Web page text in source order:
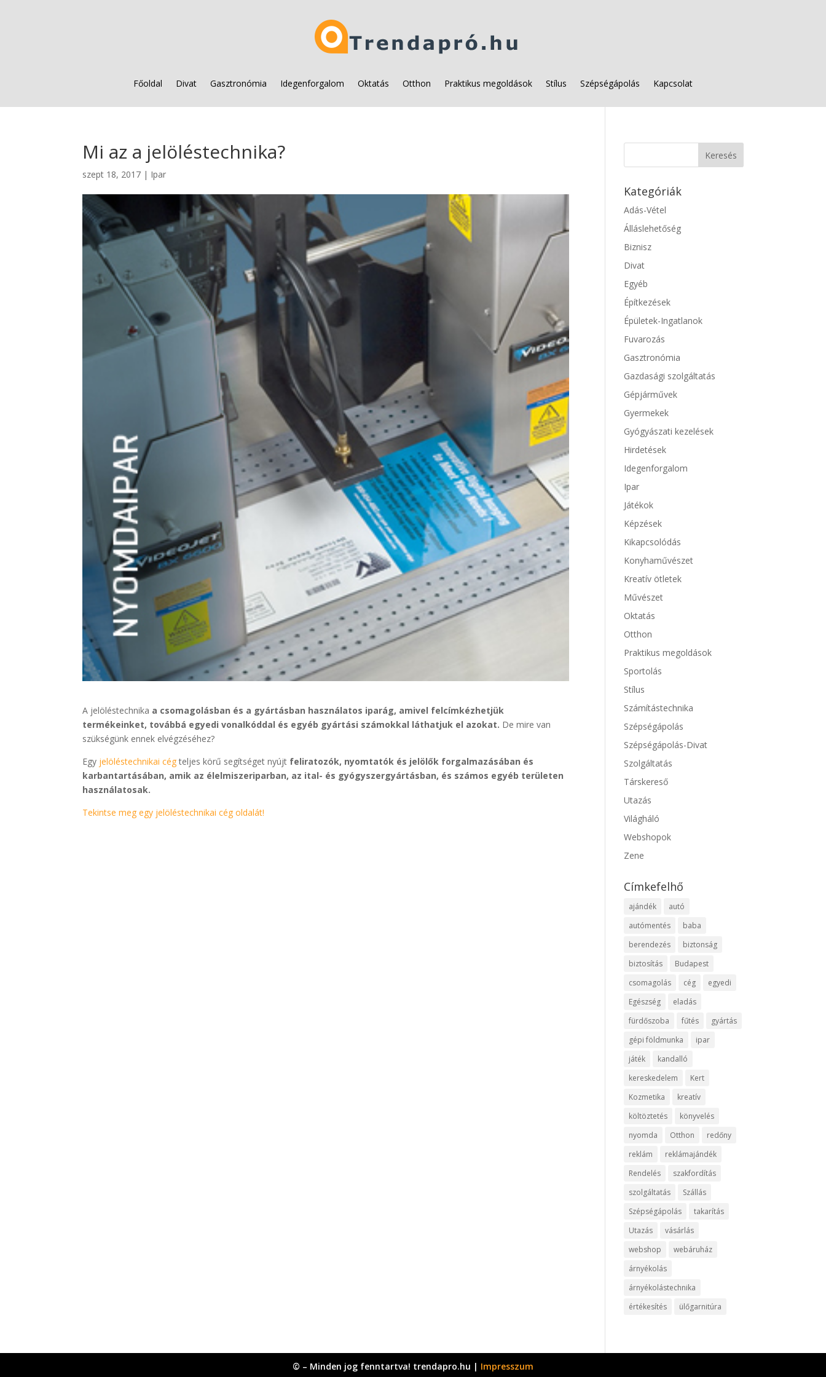
Főoldal Divat Gasztronómia Idegenforgalom Oktatás Otthon Praktikus megoldások Stílus Szépségápolás Kapcsolat
Mi az a jelöléstechnika?
szept 18, 2017 | Ipar
A jelöléstechnika a csomagolásban és a gyártásban használatos iparág, amivel felcímkézhetjük
termékeinket, továbbá egyedi vonalkóddal és egyéb gyártási számokkal láthatjuk el azokat. De mire van
szükségünk ennek elvégzéséhez?
Egy jelöléstechnikai cégteljes körű segítséget nyújt feliratozók, nyomtatók és jelölők forgalmazásában és
karbantartásában, amik az élelmiszeriparban, az ital- és gyógyszergyártásban, és számos egyéb területen
használatosak.
Tekintse meg egy jelöléstechnikai cég oldalát!
Kategóriák
Adás-Vétel
Álláslehetőség
Biznisz
Divat
Egyéb
Építkezések
Épületek-Ingatlanok
Fuvarozás
Gasztronómia
Gazdasági szolgáltatás
Gépjárművek
Gyermekek
Gyógyászati kezelések
Hirdetések
Idegenforgalom
Ipar
Játékok
Képzések
Kikapcsolódás
Konyhaművészet
Kreatív ötletek
Művészet
Oktatás
Otthon
Praktikus megoldások
Sportolás
Stílus
Számítástechnika
Szépségápolás
Szépségápolás-Divat
Szolgáltatás
Társkereső
Utazás
Világháló
Webshopok
Zene
Címkefelhő
ajándék
autó
autómentés
baba
berendezés
biztonság
biztosítás
Budapest
csomagolás
cég
egyedi
Egészség
eladás
fürdőszoba
fűtés
gyártás
gépi földmunka
ipar
játék
kandalló
kereskedelem
Kert
Kozmetika
kreatív
költöztetés
könyvelés
nyomda
Otthon
redőny
reklám
reklámajándék
Rendelés
szakfordítás
szolgáltatás
Szállás
Szépségápolás
takarítás
Utazás
vásárlás
webshop
webáruház
árnyékolás
árnyékolástechnika
értékesítés
ülőgarnitúra
© – Minden jog fenntartva! trendapro.hu | Impresszum